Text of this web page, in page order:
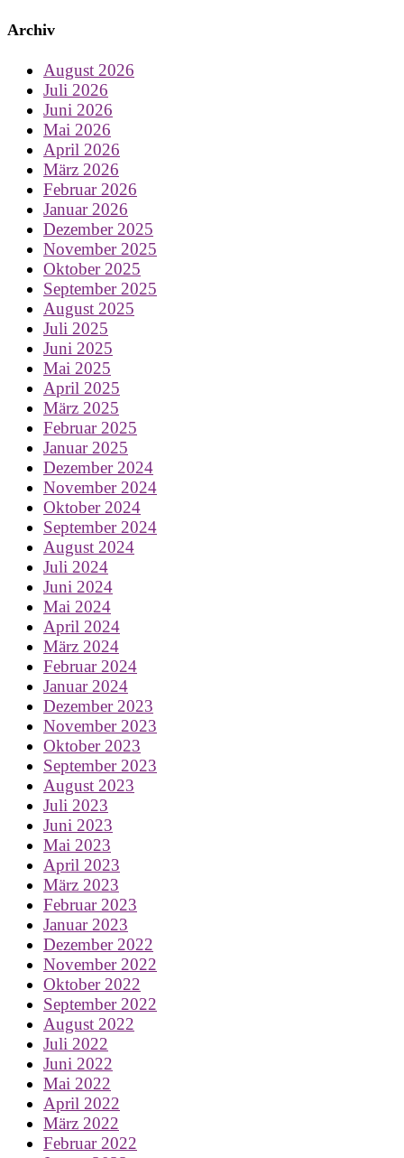
Archiv
August 2026
Juli 2026
Juni 2026
Mai 2026
April 2026
März 2026
Februar 2026
Januar 2026
Dezember 2025
November 2025
Oktober 2025
September 2025
August 2025
Juli 2025
Juni 2025
Mai 2025
April 2025
März 2025
Februar 2025
Januar 2025
Dezember 2024
November 2024
Oktober 2024
September 2024
August 2024
Juli 2024
Juni 2024
Mai 2024
April 2024
März 2024
Februar 2024
Januar 2024
Dezember 2023
November 2023
Oktober 2023
September 2023
August 2023
Juli 2023
Juni 2023
Mai 2023
April 2023
März 2023
Februar 2023
Januar 2023
Dezember 2022
November 2022
Oktober 2022
September 2022
August 2022
Juli 2022
Juni 2022
Mai 2022
April 2022
März 2022
Februar 2022